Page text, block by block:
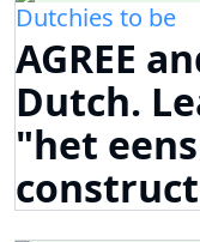
Dutchies to be
AGREE
Dutch.
"het